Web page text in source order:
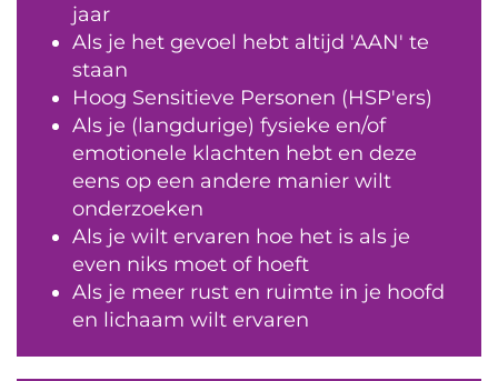
jaar
Als je het gevoel hebt altijd 'AAN' te
staan
Hoog Sensitieve Personen (HSP'ers)
Als je (langdurige) fysieke en/of
emotionele klachten hebt en deze
eens op een andere manier wilt
onderzoeken
Als je wilt ervaren hoe het is als je
even niks moet of hoeft
Als je meer rust en ruimte in je hoofd
en lichaam wilt ervaren